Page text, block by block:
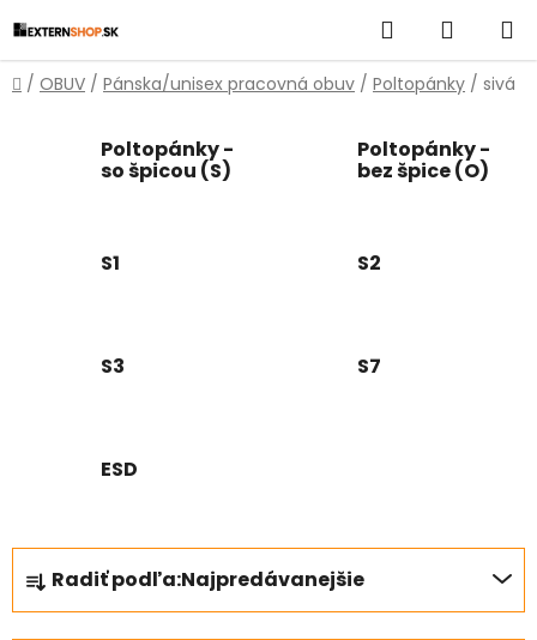
na
obsah
Hľadať
KOŠÍK
Domov
/ OBUV / Pánska/unisex pracovná obuv / Poltopánky / sivá
Poltopánky -
so špicou (S)
Poltopánky -
bez špice (O)
S1 S2
S3 S7
ESD
R
a
d
Radiť podľa:Najpredávanejšie